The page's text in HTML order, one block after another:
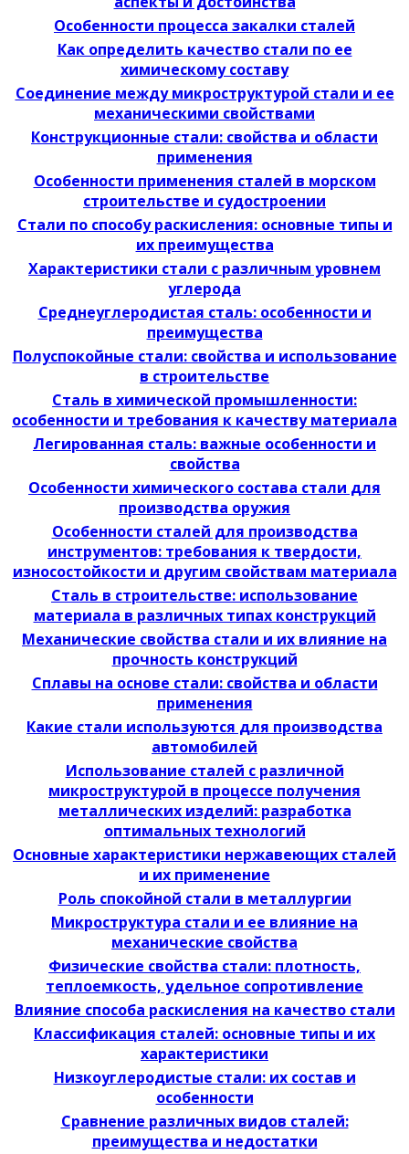
Особенности процесса закалки сталей
Как определить качество стали по ее
химическому составу
Соединение между микроструктурой стали и ее
механическими свойствами
Конструкционные стали: свойства и области
применения
Особенности применения сталей в морском
строительстве и судостроении
Стали по способу раскисления: основные типы и
их преимущества
Характеристики стали с различным уровнем
углерода
Среднеуглеродистая сталь: особенности и
преимущества
Полуспокойные стали: свойства и использование
в строительстве
Сталь в химической промышленности:
особенности и требования к качеству материала
Легированная сталь: важные особенности и
свойства
Особенности химического состава стали для
производства оружия
Особенности сталей для производства
инструментов: требования к твердости,
износостойкости и другим свойствам материала
Сталь в строительстве: использование
материала в различных типах конструкций
Механические свойства стали и их влияние на
прочность конструкций
Сплавы на основе стали: свойства и области
применения
Какие стали используются для производства
автомобилей
Использование сталей с различной
микроструктурой в процессе получения
металлических изделий: разработка
оптимальных технологий
Основные характеристики нержавеющих сталей
и их применение
Роль спокойной стали в металлургии
Микроструктура стали и ее влияние на
механические свойства
Физические свойства стали: плотность,
теплоемкость, удельное сопротивление
Влияние способа раскисления на качество стали
Классификация сталей: основные типы и их
характеристики
Низкоуглеродистые стали: их состав и
особенности
Сравнение различных видов сталей:
преимущества и недостатки